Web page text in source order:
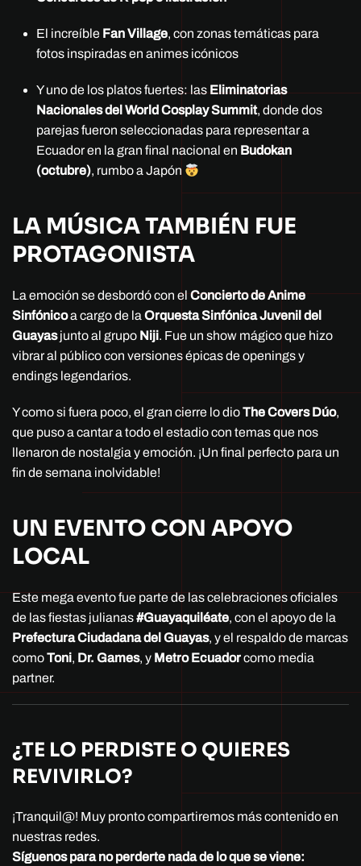
El increíble Fan Village, con zonas temáticas para
fotos inspiradas en animes icónicos
Y uno de los platos fuertes: lasEliminatorias
Nacionales del World Cosplay Summit, donde dos
parejas fueron seleccionadas para representar a
Ecuador en la gran final nacional en Budokan
(octubre), rumbo a Japón
LA MÚSICA TAMBIÉN FUE
PROTAGONISTA
La emoción se desbordó con elConcierto de Anime
Sinfónicoa cargo de la Orquesta Sinfónica Juvenil del
Guayasjunto al grupo Niji. Fue un show mágico que hizo
vibrar al público con versiones épicas de openings y
endings legendarios.
Y como si fuera poco, el gran cierre lo dioThe Covers Dúo,
que puso a cantar a todo el estadio con temas que nos
llenaron de nostalgia y emoción. ¡Un final perfecto para un
fin de semana inolvidable!
UN EVENTO CON APOYO
LOCAL
Este mega evento fue parte de las celebraciones oficiales
de las fiestas julianas#Guayaquiléate, con el apoyo de la
Prefectura Ciudadana del Guayas, y el respaldo de marcas
comoToni, Dr. Games, y Metro Ecuadorcomo media
partner.
¿TE LO PERDISTE O QUIERES
REVIVIRLO?
¡Tranquil@! Muy pronto compartiremos más contenido en
nuestras redes.
Síguenos para no perderte nada de lo que se viene: